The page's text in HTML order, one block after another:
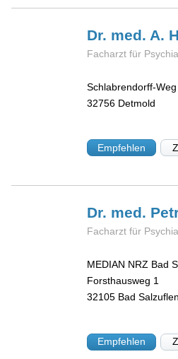
Dr. med. A.
Facharzt für
Schlabrendorff-
32756 Detmold
Empfehlen
Dr. med.
Facharzt für
MEDIAN NRZ Bad
Forsthausweg 1
32105 Bad Salzuflen
Empfehlen